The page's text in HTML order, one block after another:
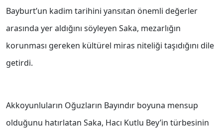
Bayburt’un kadim tarihini yansıtan önemli değerler
arasında yer aldığını söyleyen Saka, mezarlığın
korunması gereken kültürel miras niteliği taşıdığını dile
getirdi.
Akkoyunluların Oğuzların Bayındır boyuna mensup
olduğunu hatırlatan Saka, Hacı Kutlu Bey’in türbesinin